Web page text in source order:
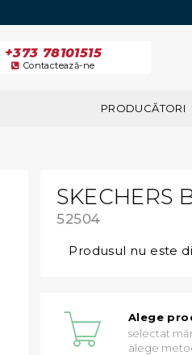
+373 78101515
Contactează-ne
PRODUCĂTORI
SKECHERS
52504
Produsul nu este
Alege
selectat
alege